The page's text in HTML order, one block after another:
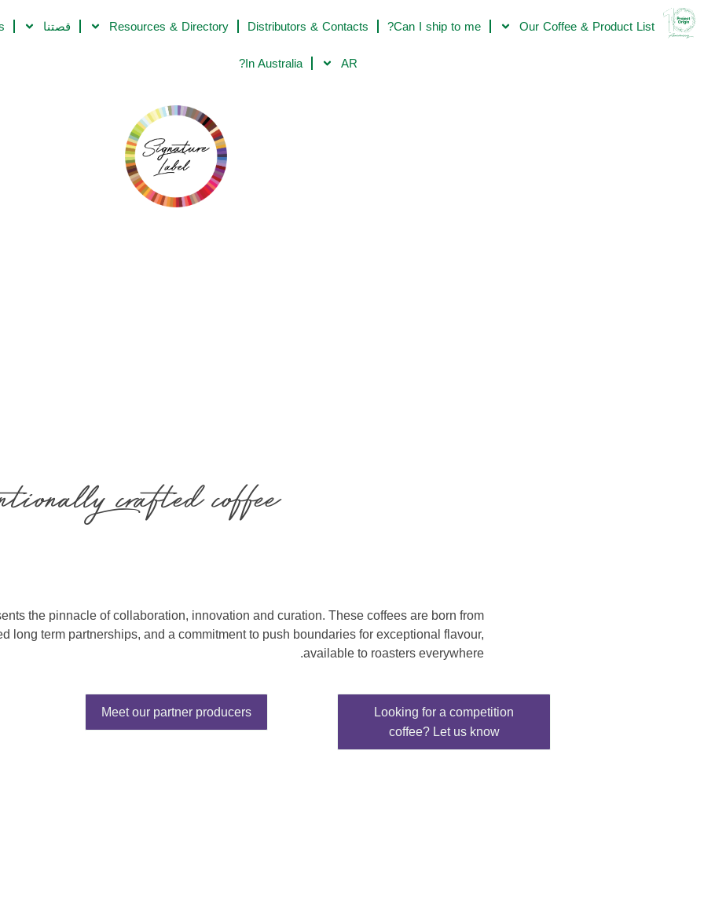
Our Coffee & Product List
Can I ship to me?
Distributors & Contacts
Resources & Directory قصتنا
AR
In Australia?
crafted coffee
the pinnacle of collaboration, innovation and curation. These coffees are born from
long term partnerships, and a commitment to push boundaries for exceptional flavour,
available to roasters everywhere.
Looking for a competition
coffee? Let us know
Meet our partner producers